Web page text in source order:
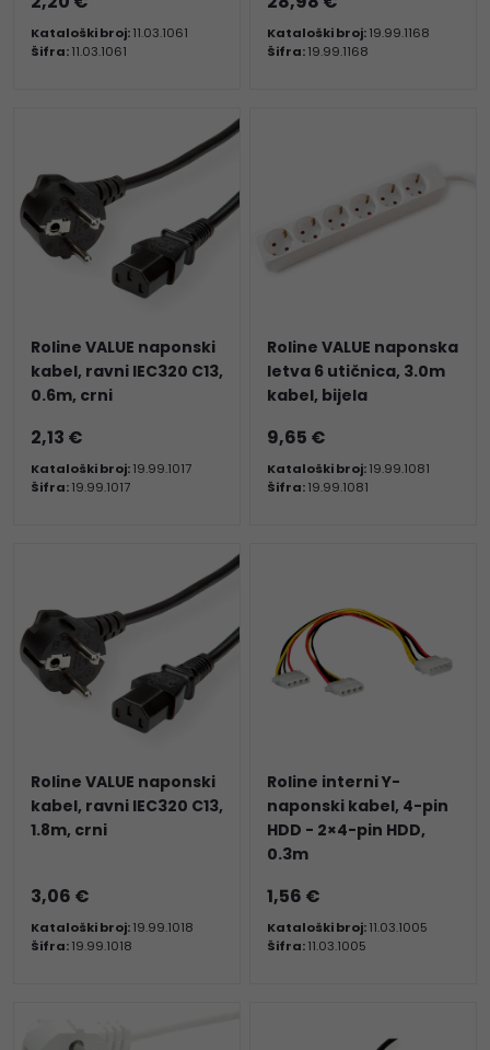
Kataloški broj:11.03.1061
Šifra:11.03.1061
Kataloški broj:19.99.1168
Šifra:19.99.1168
Roline VALUE naponski
kabel, ravni IEC320 C13,
0.6m, crni
2,13 €
Kataloški broj:19.99.1017
Šifra:19.99.1017
Roline VALUE naponska
letva 6 utičnica, 3.0m
kabel, bijela
9,65 €
Kataloški broj:19.99.1081
Šifra:19.99.1081
Roline VALUE naponski
kabel, ravni IEC320 C13,
1.8m, crni
3,06 €
Kataloški broj:19.99.1018
Šifra:19.99.1018
Roline interni Y-
naponski kabel, 4-pin
HDD - 2×4-pin HDD,
0.3m
1,56 €
Kataloški broj:11.03.1005
Šifra:11.03.1005